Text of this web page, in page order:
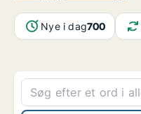
Nye i dag700